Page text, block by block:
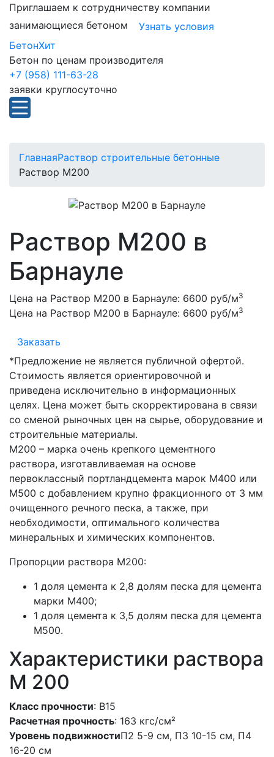
Приглашаем к сотрудничеству компании
занимающиеся бетоном
Узнать условия
БетонХит
Бетон по ценам производителя
+7 (958) 111-63-28
заявки круглосуточно
ГлавнаяРаствор строительные бетонные
Раствор М200
Раствор М200 в
Барнауле
Цена на Раствор М200 в Барнауле: 6600 руб/м3
Цена на Раствор М200 в Барнауле: 6600 руб/м3
Заказать
*Предложение не является публичной офертой.
Стоимость является ориентировочной и
приведена исключительно в информационных
целях. Цена может быть скорректирована в связи
со сменой рыночных цен на сырье, оборудование и
строительные материалы.
М200 – марка очень крепкого цементного
раствора, изготавливаемая на основе
первоклассный портландцемента марок М400 или
М500 с добавлением крупно фракционного от 3 мм
очищенного речного песка, а также, при
необходимости, оптимального количества
минеральных и химических компонентов.
Пропорции раствора М200:
1 доля цемента к 2,8 долям песка для цемента
марки M400;
1 доля цемента к 3,5 долям песка для цемента
M500.
Характеристики раствора
М 200
Класс прочности: В15
Расчетная прочность: 163 кгс/см²
Уровень подвижностиП2 5-9 см, П3 10-15 см, П4
16-20 см